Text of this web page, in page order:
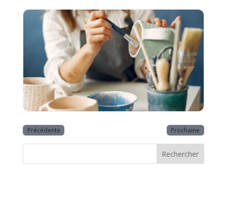
Précédente Prochaine
Rechercher